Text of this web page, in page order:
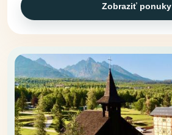
Zobraziť ponuky